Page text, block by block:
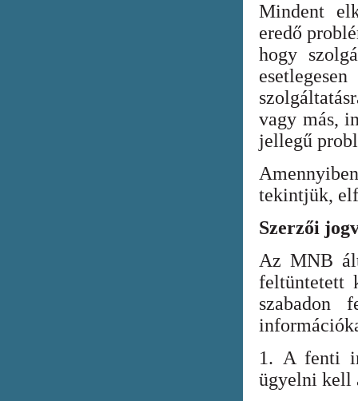
Mindent
eredő
hogy
vagy más,
jellegű
tekintjük,
Szerzői
Az MNB
feltüntetett
szabadon
1. A fenti
ügyelni kell